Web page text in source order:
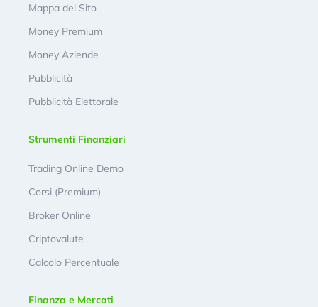
Mappa del Sito
Money Premium
Money Aziende
Pubblicità
Pubblicità Elettorale
Strumenti Finanziari
Trading Online Demo
Corsi (Premium)
Broker Online
Criptovalute
Calcolo Percentuale
Finanza e Mercati